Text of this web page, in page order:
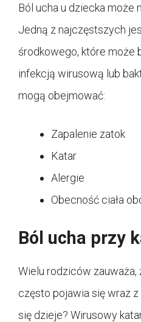
Ból ucha u dziecka może
Jedną z najczęstszych
środkowego, które może
infekcją wirusową lub
mogą obejmować:
Zapalenie zatok
Katar
Alergie
Obecność ciała
Ból ucha przy
Wielu rodziców zauważa,
często pojawia się wraz
się dzieje? Wirusowy